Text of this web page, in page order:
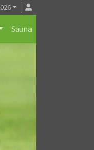
Sauna